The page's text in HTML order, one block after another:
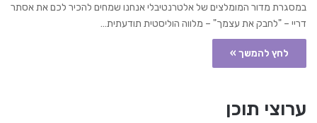
במסגרת מדור המומלצים של אלטרנטיבלי אנחנו שמחים להכיר לכם את אסתר
דריי – "לחבק את עצמך" – מלווה הוליסטית תודעתית…
לחץ להמשך »
ערוצי תוכן